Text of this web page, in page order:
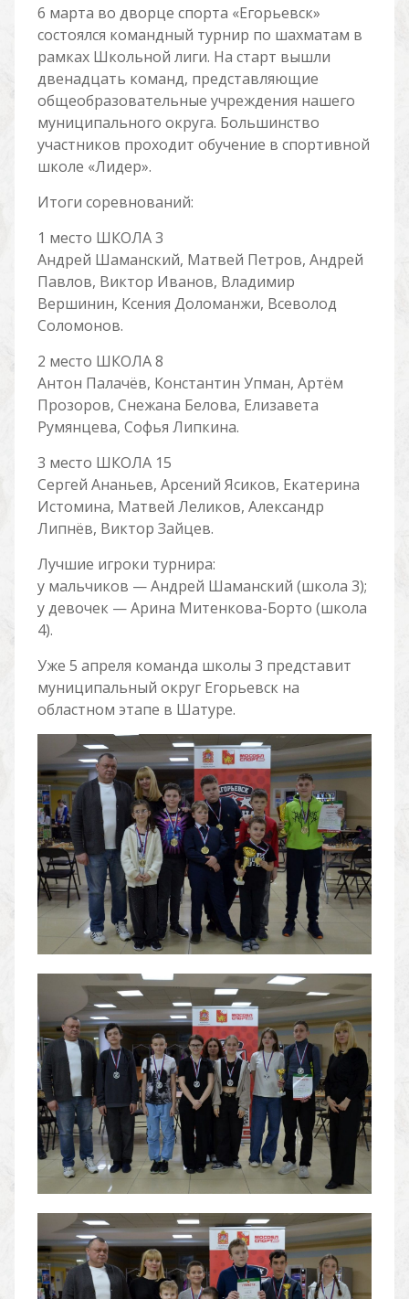
6 марта во дворце спорта «Егорьевск»
состоялся командный турнир по шахматам в
рамках Школьной лиги. На старт вышли
двенадцать команд, представляющие
общеобразовательные учреждения нашего
муниципального округа. Большинство
участников проходит обучение в спортивной
школе «Лидер».
Итоги соревнований:
1 место ШКОЛА 3
Андрей Шаманский, Матвей Петров, Андрей
Павлов, Виктор Иванов, Владимир
Вершинин, Ксения Доломанжи, Всеволод
Соломонов.
2 место ШКОЛА 8
Антон Палачёв, Константин Упман, Артём
Прозоров, Снежана Белова, Елизавета
Румянцева, Софья Липкина.
3 место ШКОЛА 15
Сергей Ананьев, Арсений Ясиков, Екатерина
Истомина, Матвей Леликов, Александр
Липнёв, Виктор Зайцев.
Лучшие игроки турнира:
у мальчиков — Андрей Шаманский (школа 3);
у девочек — Арина Митенкова-Борто (школа
4).
Уже 5 апреля команда школы 3 представит
муниципальный округ Егорьевск на
областном этапе в Шатуре.